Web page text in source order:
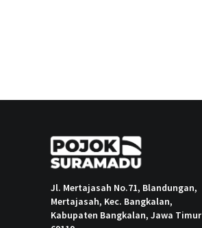
Jl. Mertajasah No.71, Blandungan,
Mertajasah, Kec. Bangkalan,
Kabupaten Bangkalan, Jawa Timur